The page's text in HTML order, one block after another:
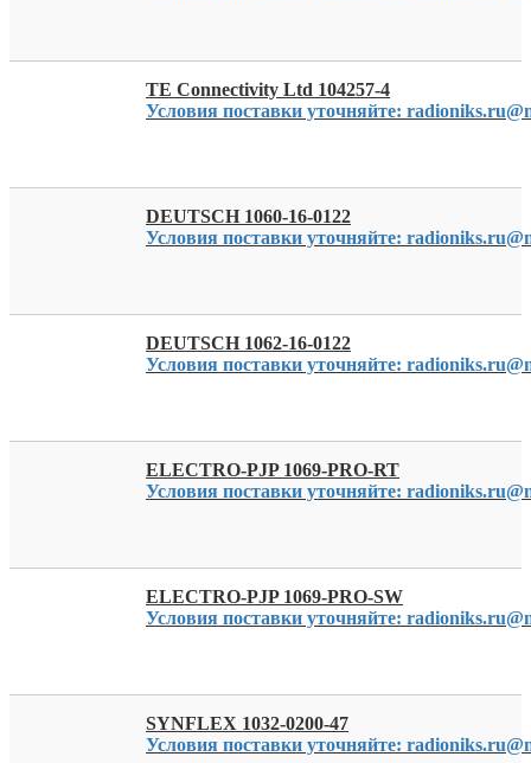
TE Connectivity Ltd 104257-4
Условия поставки уточняйте:
DEUTSCH 1060-16-0122
Условия поставки уточняйте:
DEUTSCH 1062-16-0122
Условия поставки уточняйте:
ELECTRO-PJP 1069-PRO-RT
Условия поставки уточняйте:
ELECTRO-PJP 1069-PRO-SW
Условия поставки уточняйте:
SYNFLEX 1032-0200-47
Условия поставки уточняйте: